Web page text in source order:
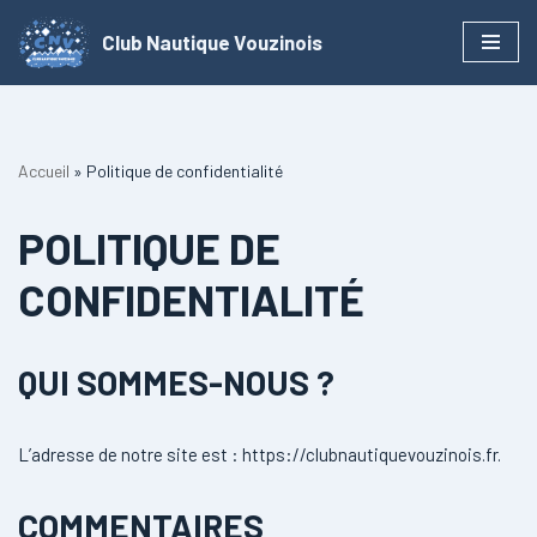
Aller
Club Nautique Vouzinois
Accueil » Politique de confidentialité
POLITIQUE DE
CONFIDENTIALITÉ
QUI SOMMES-NOUS ?
L’adresse de notre site est : https://clubnautiquevouzinois.fr.
COMMENTAIRES